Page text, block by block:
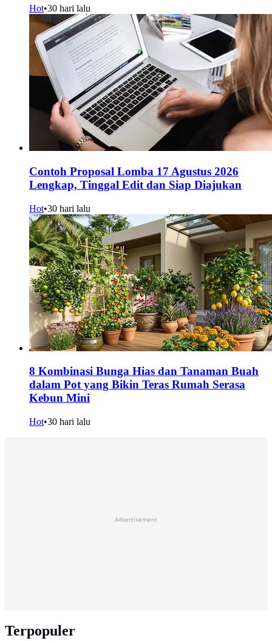
Hot•30 hari lalu
Contoh Proposal Lomba 17 Agustus 2026
Lengkap, Tinggal Edit dan Siap Diajukan
Hot•30 hari lalu
8 Kombinasi Bunga Hias dan Tanaman Buah
dalam Pot yang Bikin Teras Rumah Serasa
Kebun Mini
Hot•30 hari lalu
Advertisement
Terpopuler